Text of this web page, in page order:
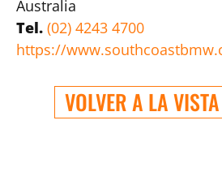
Australia
Tel. (02) 4243 4700
https://
VOLVER A LA